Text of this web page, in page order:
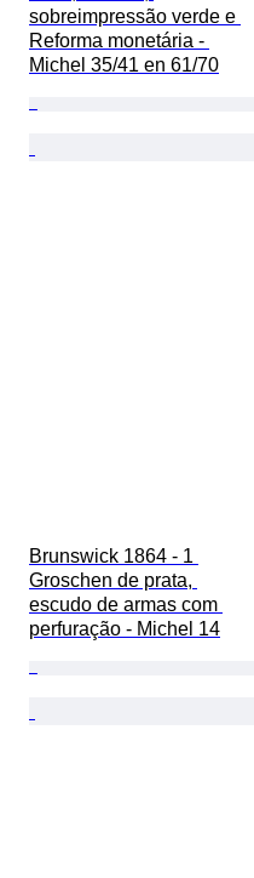
sobreimpressão verde e
Reforma monetária -
Michel 35/41 en 61/70
Brunswick 1864 - 1
Groschen de prata,
escudo de armas com
perfuração - Michel 14